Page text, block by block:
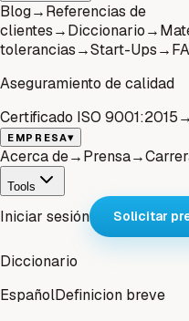
Blog→Referencias de
clientes→Diccionario→
tolerancias→Start-Ups→
Aseguramiento de calidad
Certificado ISO 9001:2015→
EMPRESA▾
Acerca de→Prensa→
Tools
Iniciar sesión Solicitar
Diccionario
EspañolDefinicion breve